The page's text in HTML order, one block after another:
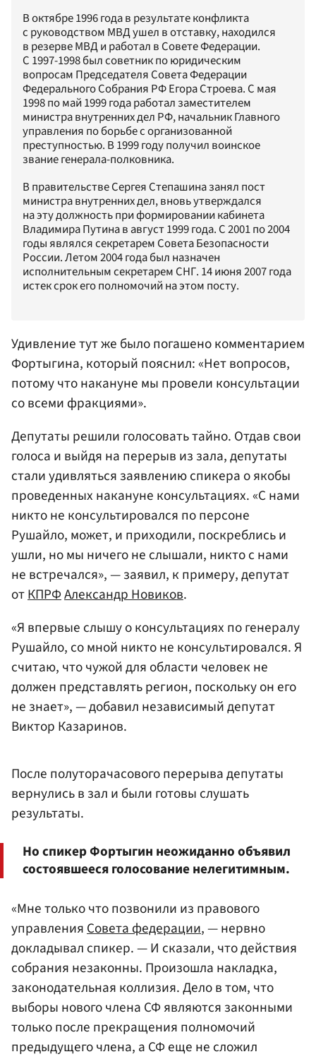
В октябре 1996 года в результате конфликта
с руководством МВД ушел в отставку, находился
в резерве МВД и работал в Совете Федерации.
С 1997-1998 был советник по юридическим
вопросам Председателя Совета Федерации
Федерального Собрания РФ Егора Строева. С мая
1998 по май 1999 года работал заместителем
министра внутренних дел РФ, начальник Главного
управления по борьбе с организованной
преступностью. В 1999 году получил воинское
звание генерала-полковника.
В правительстве Сергея Степашина занял пост
министра внутренних дел, вновь утверждался
на эту должность при формировании кабинета
Владимира Путина в август 1999 года. С 2001 по 2004
годы являлся секретарем Совета Безопасности
России. Летом 2004 года был назначен
исполнительным секретарем СНГ. 14 июня 2007 года
истек срок его полномочий на этом посту.
Удивление тут же было погашено комментарием
Фортыгина, который пояснил: «Нет вопросов,
потому что накануне мы провели консультации
со всеми фракциями».
Депутаты решили голосовать тайно. Отдав свои
голоса и выйдя на перерыв из зала, депутаты
стали удивляться заявлению спикера о якобы
проведенных накануне консультациях. «С нами
никто не консультировался по персоне
Рушайло, может, и приходили, поскреблись и
ушли, но мы ничего не слышали, никто с нами
не встречался», — заявил, к примеру, депутат
отКПРФАлександр Новиков.
«Я впервые слышу о консультациях по генералу
Рушайло, со мной никто не консультировался. Я
считаю, что чужой для области человек не
должен представлять регион, поскольку он его
не знает», — добавил независимый депутат
Виктор Казаринов.
После полуторачасового перерыва депутаты
вернулись в зал и были готовы слушать
результаты.
Но спикер Фортыгин неожиданно объявил
состоявшееся голосование нелегитимным.
«Мне только что позвонили из правового
управленияСовета федерации, — нервно
докладывал спикер. — И сказали, что действия
собрания незаконны. Произошла накладка,
законодательная коллизия. Дело в том, что
выборы нового члена СФ являются законными
только после прекращения полномочий
предыдущего члена, а СФ еще не сложил